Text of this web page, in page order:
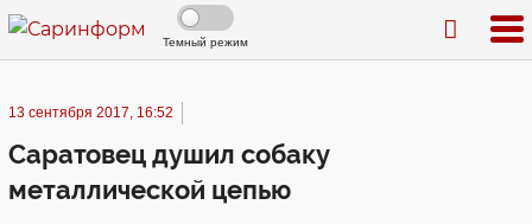
Темный режим
13 сентября 2017, 16:52
Саратовец душил собаку
металлической цепью